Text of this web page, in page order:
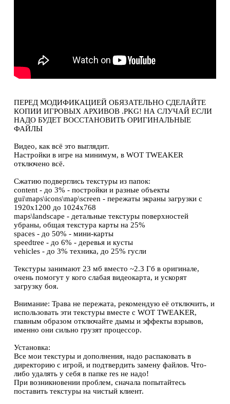
ПЕРЕД МОДИФИКАЦИЕЙ ОБЯЗАТЕЛЬНО СДЕЛАЙТЕ
КОПИИ ИГРОВЫХ АРХИВОВ .PKG! НА СЛУЧАЙ ЕСЛИ
НАДО БУДЕТ ВОССТАНОВИТЬ ОРИГИНАЛЬНЫЕ
ФАЙЛЫ
Видео, как всё это выглядит.
Настройки в игре на минимум, в WOT TWEAKER
отключено всё.
Сжатию подверглись текстуры из папок:
content - до 3% - постройки и разные объекты
gui\maps\icons\map\screen - пережаты экраны загрузки с
1920х1200 до 1024х768
maps\landscape - детальные текстуры поверхностей
убраны, общая текстура карты на 25%
spaces - до 50% - мини-карты
speedtree - до 6% - деревья и кусты
vehicles - до 3% техника, до 25% гусли
Текстуры занимают 23 мб вместо ~2.3 Гб в оригинале,
очень помогут у кого слабая видеокарта, и ускорят
загрузку боя.
Внимание: Трава не пережата, рекомендую её отключить, и
использовать эти текстуры вместе с WOT TWEAKER,
главным образом отключайте дымы и эффекты взрывов,
именно они сильно грузят процессор.
Установка:
Все мои текстуры и дополнения, надо распаковать в
директорию с игрой, и подтвердить замену файлов. Что-
либо удалять у себя в папке res не надо!
При возникновении проблем, сначала попытайтесь
поставить текстуры на чистый клиент.